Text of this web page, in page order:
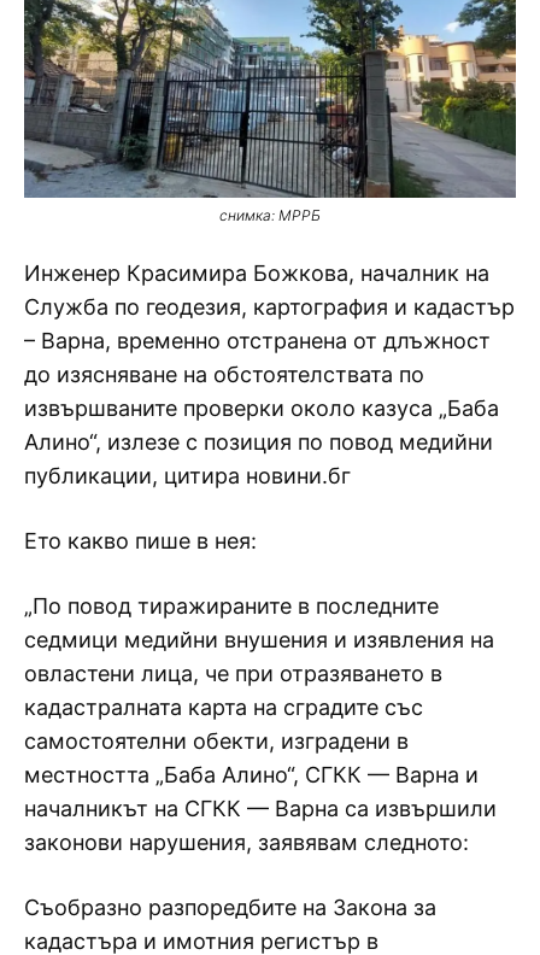
снимка: МРРБ
Инженер Красимира Божкова, началник на
Служба по геодезия, картография и кадастър
– Варна, временно отстранена от длъжност
до изясняване на обстоятелствата по
извършваните проверки около казуса „Баба
Алино“, излезе с позиция по повод медийни
публикации, цитира новини.бг
Ето какво пише в нея:
„По повод тиражираните в последните
седмици медийни внушения и изявления на
овластени лица, че при отразяването в
кадастралната карта на сградите със
самостоятелни обекти, изградени в
местността „Баба Алино“, СГКК — Варна и
началникът на СГКК — Варна са извършили
законови нарушения, заявявам следното:
Съобразно разпоредбите на Закона за
кадастъра и имотния регистър в